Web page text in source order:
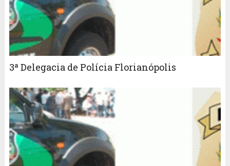
3ª Delegacia de Polícia Florianópolis